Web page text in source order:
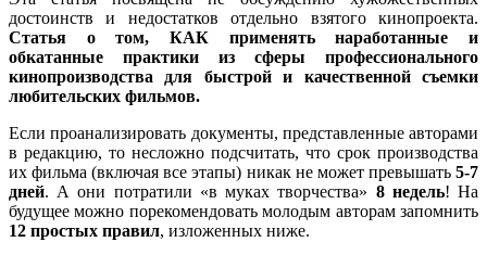
Список шумов и музыки
именно из этого и растёт контраст между
программами и комнатой героя). Дальше герой
переключает на рекламу препарата. Там герой
приходит уставший домой и говорит о желании
смерти и рассказывает, что все перепробовал, но
никак не может добиться, тут появляется доктор с
препаратом и говорит,что это то,что нужно. Герой
пытается выключить телевизор, но у него ничего не
выходит и тогда он видит себя(это он в настоящем),
потом он видит в виде помех свой труп (это он в
будущем) и после начинается сцена с глотанием
пилюль (и тут уже логика подсказывает, что это
именно прошлое, он это сделал перед всеми
достоинств и недостатков отдельно взятого кинопроекта.
Статья о том, КАК применять наработанные и
обкатанные практики из сферы профессионального
кинопроизводства для быстрой и качественной съемки
любительских фильмов.
Если проанализировать документы, представленные авторами
в редакцию, то несложно подсчитать, что срок производства
их фильма (включая все этапы) никак не может превышать 5-7
дней. А они потратили «в муках творчества» 8 недель! На
будущее можно порекомендовать молодым авторам запомнить
12 простых правил, изложенных ниже.